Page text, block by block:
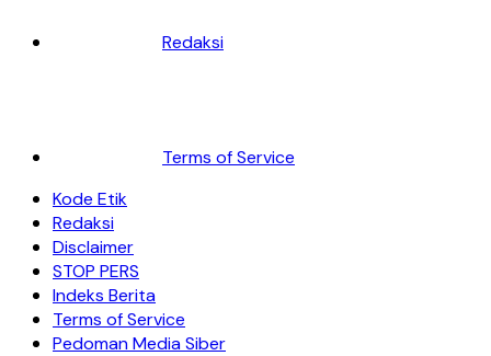
Redaksi
Terms of Service
Kode Etik
Redaksi
Disclaimer
STOP PERS
Indeks Berita
Terms of Service
Pedoman Media Siber